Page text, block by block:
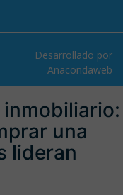
Desarrollado por
Anacondaweb
una
lideran